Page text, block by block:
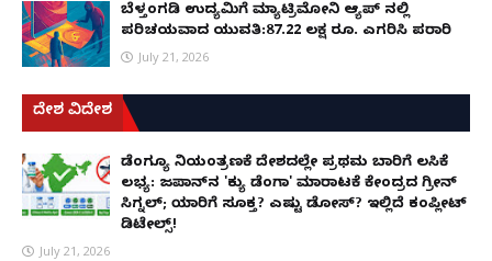
ಬೆಳ್ತಂಗಡಿ ಉದ್ಯಮಿಗೆ ಮ್ಯಾಟ್ರಿಮೋನಿ ಆ್ಯಪ್ ನಲ್ಲಿ
ಪರಿಚಯವಾದ ಯುವತಿ:87.22 ಲಕ್ಷ ರೂ. ಎಗರಿಸಿ ಪರಾರಿ
July 21, 2026
ದೇಶ ವಿದೇಶ
ಡೆಂಗ್ಯೂ ನಿಯಂತ್ರಣಕ್ಕೆ ದೇಶದಲ್ಲೇ ಪ್ರಥಮ ಬಾರಿಗೆ ಲಸಿಕೆ
ಲಭ್ಯ: ಜಪಾನ್‌ನ 'ಕ್ಯು ಡೆಂಗಾ' ಮಾರಾಟಕ್ಕೆ ಕೇಂದ್ರದ ಗ್ರೀನ್
ಸಿಗ್ನಲ್; ಯಾರಿಗೆ ಸೂಕ್ತ? ಎಷ್ಟು ಡೋಸ್? ಇಲ್ಲಿದೆ ಕಂಪ್ಲೀಟ್
ಡಿಟೇಲ್ಸ್!
July 21, 2026